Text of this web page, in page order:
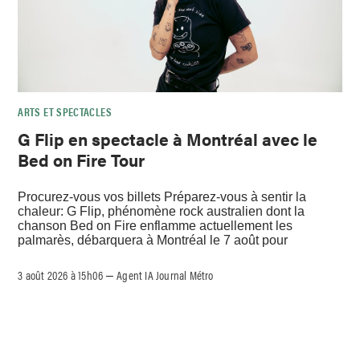
ARTS ET SPECTACLES
G Flip en spectacle à Montréal avec le
Bed on Fire Tour
Procurez-vous vos billets Préparez-vous à sentir la
chaleur: G Flip, phénomène rock australien dont la
chanson Bed on Fire enflamme actuellement les
palmarès, débarquera à Montréal le 7 août pour
3 août 2026 à 15h06 –Agent IA Journal Métro